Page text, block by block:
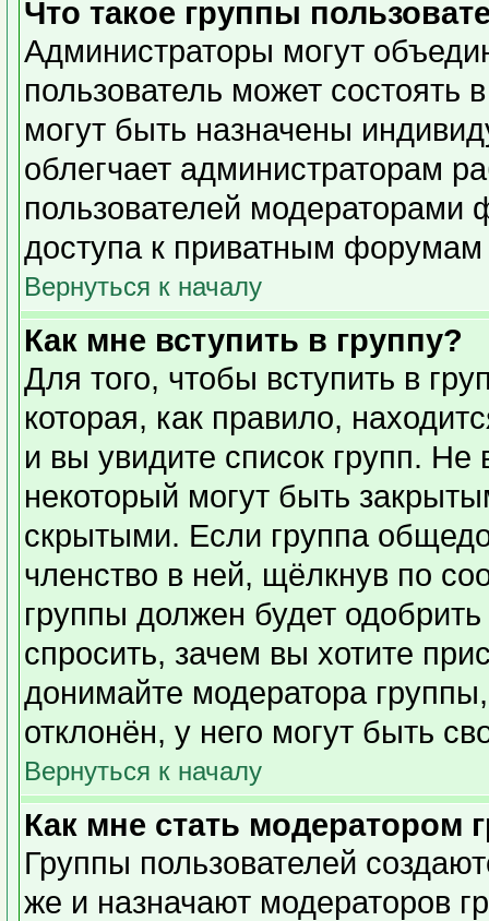
Что такое группы
Администраторы могут
пользователь может состоять
могут быть назначены
облегчает администраторам
пользователей
доступа к приватным форумам
Вернуться к началу
Как мне вступить в группу?
Для того, чтобы вступить в
которая, как правило,
и вы увидите список групп. Не
некоторый могут быть
скрытыми. Если группа
членство в ней, щёлкнув по
группы должен будет
спросить, зачем вы хотите
донимайте модератора
отклонён, у него могут быть
Вернуться к началу
Как мне стать модератором
Группы пользователей
же и назначают модераторов